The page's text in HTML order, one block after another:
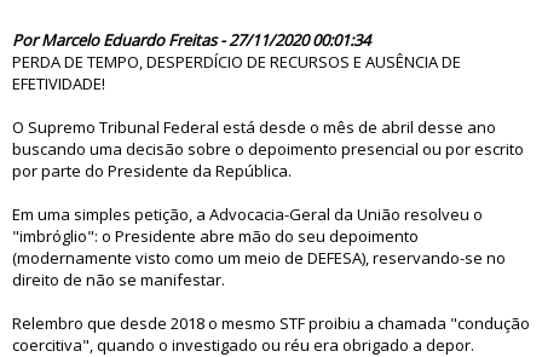
Por Marcelo Eduardo Freitas - 27/11/2020 00:01:34
PERDA DE TEMPO, DESPERDÍCIO DE RECURSOS E AUSÊNCIA DE
EFETIVIDADE!
O Supremo Tribunal Federal está desde o mês de abril desse ano
buscando uma decisão sobre o depoimento presencial ou por escrito
por parte do Presidente da República.
Em uma simples petição, a Advocacia-Geral da União resolveu o
"imbróglio": o Presidente abre mão do seu depoimento
(modernamente visto como um meio de DEFESA), reservando-se no
direito de não se manifestar.
Relembro que desde 2018 o mesmo STF proibiu a chamada "condução
coercitiva", quando o investigado ou réu era obrigado a depor.